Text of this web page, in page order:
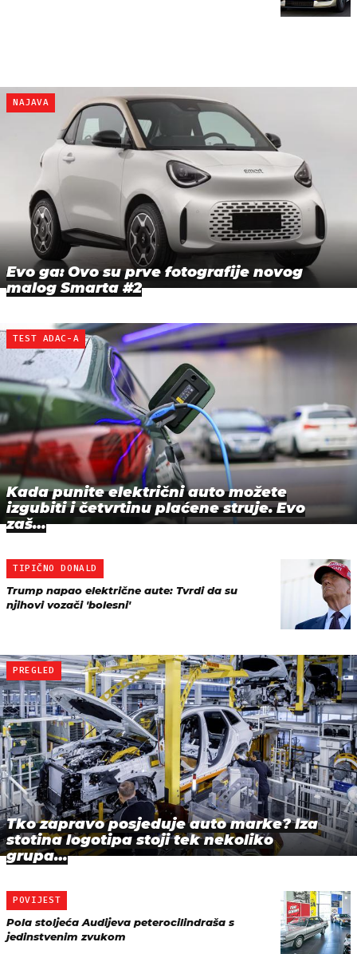
NAJAVA
Evo ga: Ovo su prve fotografije novog
malog Smarta #2
TEST ADAC-A
Kada punite električni auto možete
izgubiti i četvrtinu plaćene struje. Evo
zaš…
TIPIČNO DONALD
Trump napao električne aute: Tvrdi da su
njihovi vozači 'bolesni'
PREGLED
Tko zapravo posjeduje auto marke? Iza
stotina logotipa stoji tek nekoliko
grupa…
POVIJEST
Pola stoljeća Audijeva peterocilindraša s
jedinstvenim zvukom